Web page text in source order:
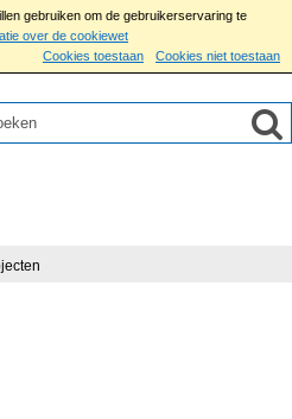
gebruiken om de gebruikerservaring te
over de cookiewet
Cookies toestaan
Cookies niet toestaan